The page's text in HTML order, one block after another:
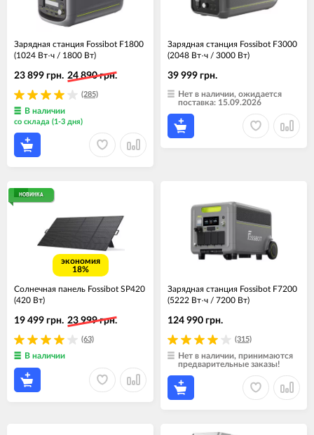
Зарядная станция Fossibot F1800
(1024 Вт·ч / 1800 Вт)
(285)
23 899 грн. 24 890 грн.
В наличии
со склада (1-3 дня)
Зарядная станция Fossibot F3000
(2048 Вт·ч / 3000 Вт)
39 999 грн.
Нет в наличии, ожидается
поставка: 15.09.2026
НОВИНКА
экономия
18%
Солнечная панель Fossibot SP420
(420 Вт)
(63)
19 499 грн. 23 999 грн.
В наличии
Зарядная станция Fossibot F7200
(5222 Вт·ч / 7200 Вт)
(315)
124 990 грн.
Нет в наличии, принимаются
предварительные заказы!